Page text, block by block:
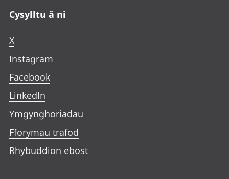
Cysylltu â ni
X
Instagram
Facebook
LinkedIn
Ymgynghoriadau
Fforymau trafod
Rhybuddion ebost